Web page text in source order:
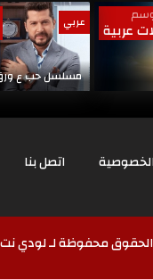
عربية عربي
مسلسل حب ع
اتصل بنا
محفوظة لـ لودي نت